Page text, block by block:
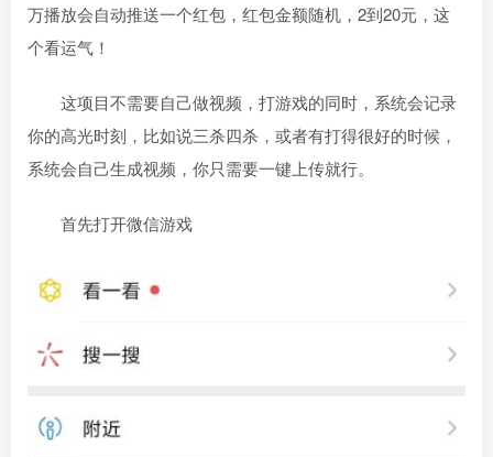
万播放会自动推送一个红包，红包金额随机，2到20元，这
个看运气！
这项目不需要自己做视频，打游戏的同时，系统会记录
你的高光时刻，比如说三杀四杀，或者有打得很好的时候，
系统会自己生成视频，你只需要一键上传就行。
首先打开微信游戏